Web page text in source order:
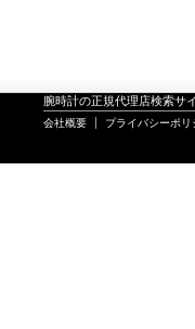
腕時計の正規代理店検索サ
会社概要 プライバシーポリ